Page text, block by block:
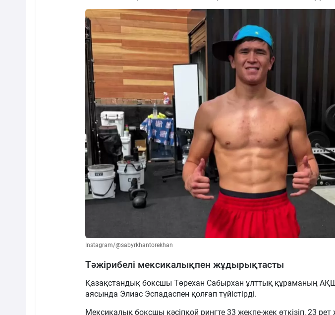
Instagram/@sabyrkhantorekhan
Тәжірибелі мексикалықпен жұдырықтасты
Қазақстандық боксшы Төрехан Сабырхан ұлттық құраманың
аясында Элиас Эспадаспен қолғап түйістірді.
Мексикалық боксшы кәсіпқой рингте 33 жекпе-жек өткізіп, 23